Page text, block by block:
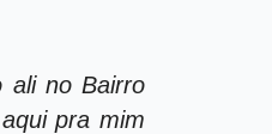
ali no Bairro
pra mim